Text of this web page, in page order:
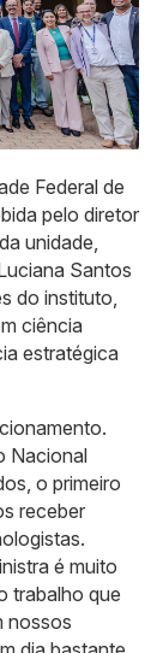
Federal de
pelo diretor
unidade,
Santos
do instituto,
ciência
estratégica
Nacional
o primeiro
receber
é muito
trabalho que
nossos